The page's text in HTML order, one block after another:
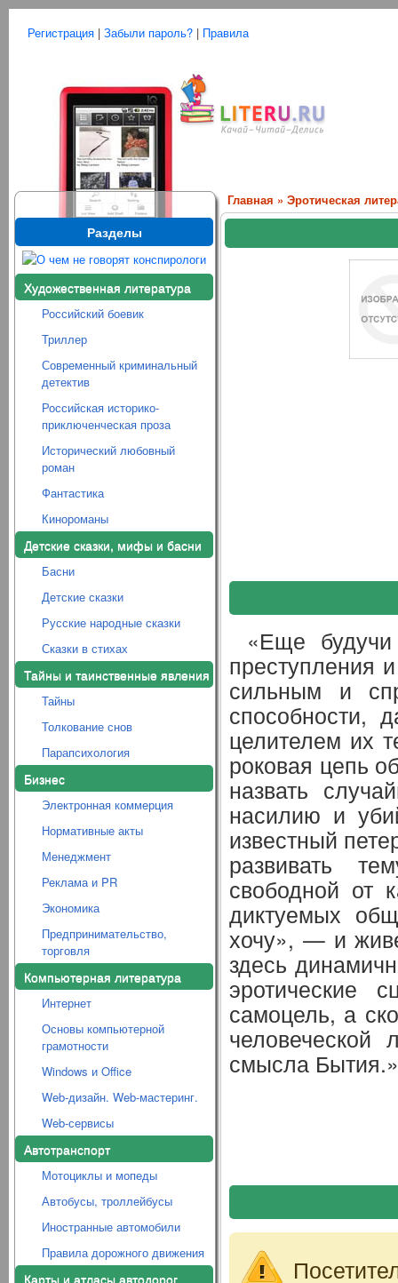
Регистрация | Забыли пароль? | Правила
Разделы
Художественная литература
Российский боевик
Триллер
Современный криминальный
детектив
Российская историко-
приключенческая проза
Исторический любовный
роман
Фантастика
Кинороманы
Детские сказки, мифы и басни
Басни
Детские сказки
Русские народные сказки
Сказки в стихах
Тайны и таинственные явления
Тайны
Толкование снов
Парапсихология
Бизнес
Электронная коммерция
Нормативные акты
Менеджмент
Реклама и PR
Экономика
Предпринимательство,
торговля
Компьютерная литература
Интернет
Основы компьютерной
грамотности
Windows и Office
Web-дизайн. Web-мастеринг.
Web-сервисы
Автотранспорт
Мотоциклы и мопеды
Автобусы, троллейбусы
Иностранные автомобили
Правила дорожного движения
Карты и атласы автодорог
Главная » Эротическая
«Еще
преступления
сильным и
способности,
целителем их
роковая цепь
назвать
насилию и
известный
развивать
свободной от
диктуемых
хочу», — и
здесь
самоцель, а
человеческой
смысла Бытия.»